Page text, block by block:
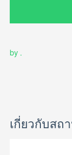
by .
เกี่ยวกับสถ